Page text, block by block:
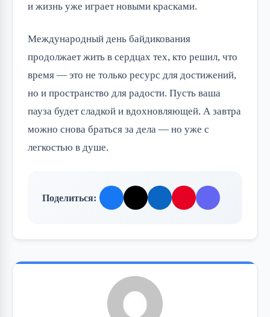
и жизнь уже играет новыми красками.
Международный день байдикования
продолжает жить в сердцах тех, кто решил, что
время — это не только ресурс для достижений,
но и пространство для радости. Пусть ваша
пауза будет сладкой и вдохновляющей. А завтра
можно снова браться за дела — но уже с
легкостью в душе.
Поделиться: